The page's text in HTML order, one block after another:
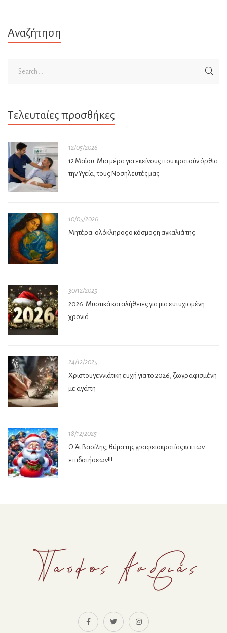
Αναζήτηση
Τελευταίες προσθήκες
12/05/2026
12 Μαΐου: Μια μέρα για εκείνους που κρατούν όρθια
την Υγεία, τους Νοσηλευτές μας
10/05/2026
Μητέρα: ολόκληρος ο κόσμος η αγκαλιά της
30/12/2025
2026: Μυστικά και αλήθειες για μια ευτυχισμένη
χρονιά
24/12/2025
Χριστουγεννιάτικη ευχή για το 2026, ζωγραφισμένη
με αγάπη
18/12/2025
Ο Άι Βασίλης, θύμα της γραφειοκρατίας και των
επιδοτήσεων!!!